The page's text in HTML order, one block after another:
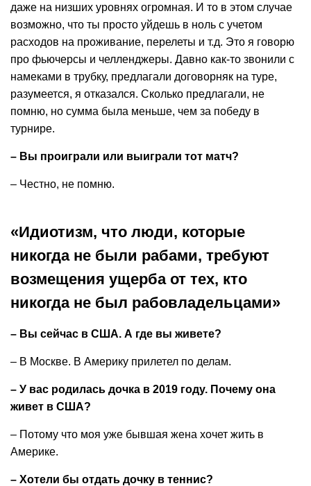
даже на низших уровнях огромная. И то в этом случае
возможно, что ты просто уйдешь в ноль с учетом
расходов на проживание, перелеты и т.д. Это я говорю
про фьючерсы и челленджеры. Давно как-то звонили с
намеками в трубку, предлагали договорняк на туре,
разумеется, я отказался. Сколько предлагали, не
помню, но сумма была меньше, чем за победу в
турнире.
– Вы проиграли или выиграли тот матч?
– Честно, не помню.
«Идиотизм, что люди, которые
никогда не были рабами, требуют
возмещения ущерба от тех, кто
никогда не был рабовладельцами»
– Вы сейчас в США. А где вы живете?
– В Москве. В Америку прилетел по делам.
– У вас родилась дочка в 2019 году. Почему она
живет в США?
– Потому что моя уже бывшая жена хочет жить в
Америке.
– Хотели бы отдать дочку в теннис?